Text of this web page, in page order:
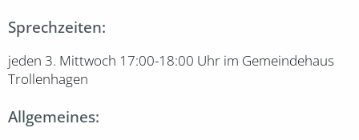
Sprechzeiten:
jeden 3. Mittwoch 17:00-18:00 Uhr im Gemeindehaus
Trollenhagen
Allgemeines: